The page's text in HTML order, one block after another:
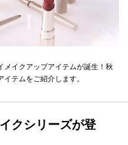
メイクアップアイテムが誕生！秋
テムをご紹介します。
クシリーズが登